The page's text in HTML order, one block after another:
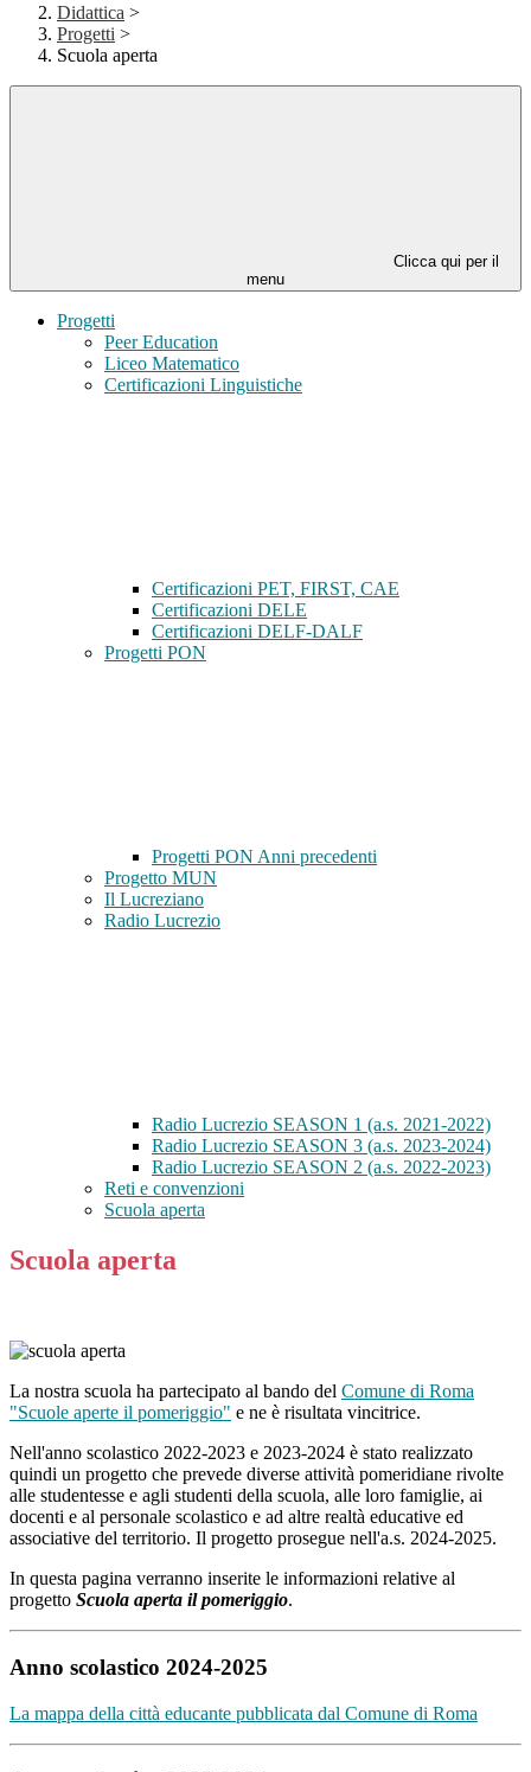
Didattica >
Progetti >
Scuola aperta
Clicca qui per il
menu
Progetti
Peer Education
Liceo Matematico
Certificazioni Linguistiche
Certificazioni PET, FIRST, CAE
Certificazioni DELE
Certificazioni DELF-DALF
Progetti PON
Progetti PON Anni precedenti
Progetto MUN
Il Lucreziano
Radio Lucrezio
Radio Lucrezio SEASON 1 (a.s. 2021-2022)
Radio Lucrezio SEASON 3 (a.s. 2023-2024)
Radio Lucrezio SEASON 2 (a.s. 2022-2023)
Reti e convenzioni
Scuola aperta
Scuola aperta
La nostra scuola ha partecipato al bando del Comune di Roma
"Scuole aperte il pomeriggio" e ne è risultata vincitrice.
Nell'anno scolastico 2022-2023 e 2023-2024 è stato realizzato
quindi un progetto che prevede diverse attività pomeridiane rivolte
alle studentesse e agli studenti della scuola, alle loro famiglie, ai
docenti e al personale scolastico e ad altre realtà educative ed
associative del territorio. Il progetto prosegue nell'a.s. 2024-2025.
In questa pagina verranno inserite le informazioni relative al
progetto Scuola aperta il pomeriggio.
Anno scolastico 2024-2025
La mappa della città educante pubblicata dal Comune di Roma